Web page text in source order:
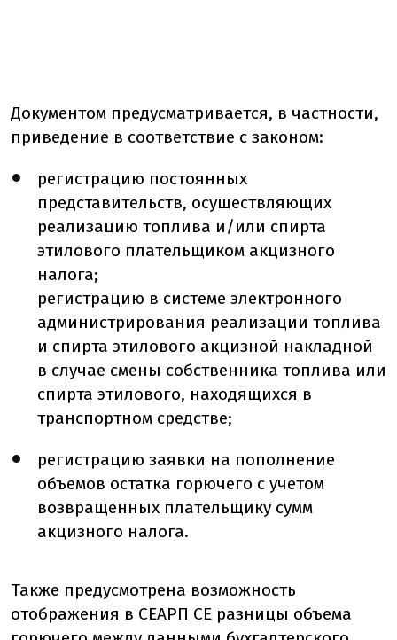
Документом предусматривается, в частности,
приведение в соответствие с законом:
регистрацию постоянных
представительств, осуществляющих
реализацию топлива и/или спирта
этилового плательщиком акцизного
налога;
регистрацию в системе электронного
администрирования реализации топлива
и спирта этилового акцизной накладной
в случае смены собственника топлива или
спирта этилового, находящихся в
транспортном средстве;
регистрацию заявки на пополнение
объемов остатка горючего с учетом
возвращенных плательщику сумм
акцизного налога.
Также предусмотрена возможность
отображения в СЕАРП СЕ разницы объема